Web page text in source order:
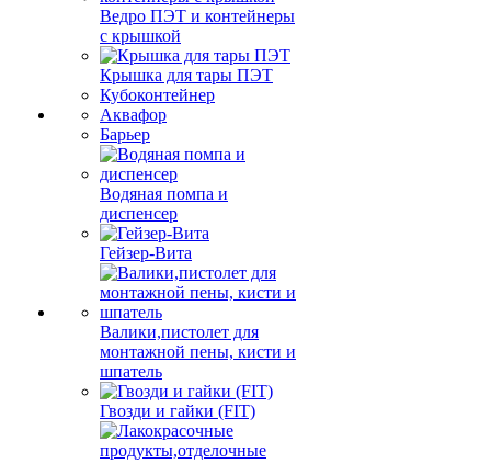
Ведро ПЭТ и контейнеры
с крышкой
Крышка для тары ПЭТ
Кубоконтейнер
Аквафор
Барьер
Водяная помпа и
диспенсер
Гейзер-Вита
Валики,пистолет для
монтажной пены, кисти и
шпатель
Гвозди и гайки (FIT)